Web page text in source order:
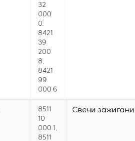
32
000
0,
8421
39
200
8,
8421
99
000 6
8511
10
000 1,
8511
Свечи